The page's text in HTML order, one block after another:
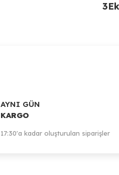
AYNI GÜN
KARGO
17:30'a kadar oluşturulan siparişler